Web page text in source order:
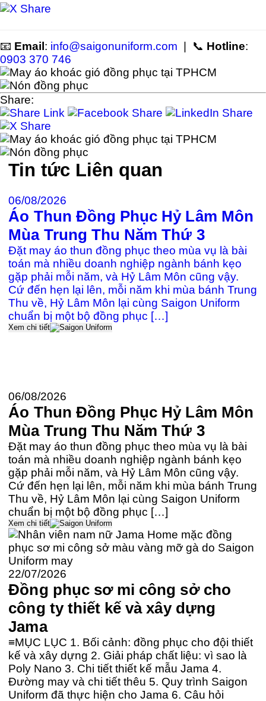
📧 Email : info@saigonuniform.com | 📞 Hotline:
0903 370 746
Share:
Tin tức Liên quan
06/08/2026
Áo Thun Đồng Phục Hỷ Lâm Môn
Mùa Trung Thu Năm Thứ 3
Đặt may áo thun đồng phục theo mùa vụ là bài
toán mà nhiều doanh nghiệp ngành bánh kẹo
gặp phải mỗi năm, và Hỷ Lâm Môn cũng vậy.
Cứ đến hẹn lại lên, mỗi năm khi mùa bánh Trung
Thu về, Hỷ Lâm Môn lại cùng Saigon Uniform
chuẩn bị một bộ đồng phục […]
Xem chi tiết
06/08/2026
Áo Thun Đồng Phục Hỷ Lâm Môn
Mùa Trung Thu Năm Thứ 3
Đặt may áo thun đồng phục theo mùa vụ là bài
toán mà nhiều doanh nghiệp ngành bánh kẹo
gặp phải mỗi năm, và Hỷ Lâm Môn cũng vậy.
Cứ đến hẹn lại lên, mỗi năm khi mùa bánh Trung
Thu về, Hỷ Lâm Môn lại cùng Saigon Uniform
chuẩn bị một bộ đồng phục […]
Xem chi tiết
22/07/2026
Đồng phục sơ mi công sở cho
công ty thiết kế và xây dựng
Jama
≡MỤC LỤC 1. Bối cảnh: đồng phục cho đội thiết
kế và xây dựng 2. Giải pháp chất liệu: vì sao là
Poly Nano 3. Chi tiết thiết kế mẫu Jama 4.
Đường may và chi tiết thêu 5. Quy trình Saigon
Uniform đã thực hiện cho Jama 6. Câu hỏi